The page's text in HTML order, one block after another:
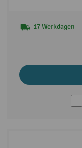
17 Werkdagen